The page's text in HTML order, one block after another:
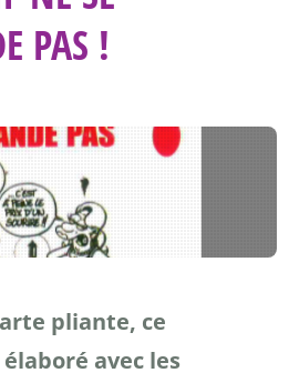
PAS !
pliante, ce
avec les